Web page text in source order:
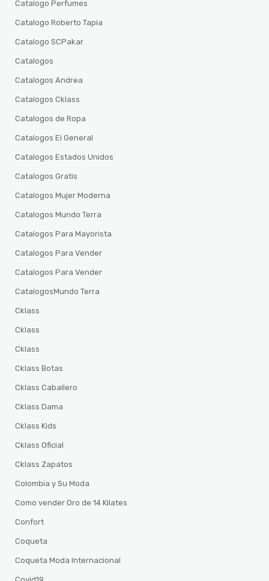
Catalogo Perfumes
Catalogo Roberto Tapia
Catalogo SCPakar
Catalogos
Catalogos Andrea
Catalogos Cklass
Catalogos de Ropa
Catalogos El General
Catalogos Estados Unidos
Catalogos Gratis
Catalogos Mujer Moderna
Catalogos Mundo Terra
Catalogos Para Mayorista
Catalogos Para Vender
Catalogos Para Vender
CatalogosMundo Terra
Cklass
Cklass
Cklass
Cklass Botas
Cklass Caballero
Cklass Dama
Cklass Kids
Cklass Oficial
Cklass Zapatos
Colombia y Su Moda
Como vender Oro de 14 Kilates
Confort
Coqueta
Coqueta Moda Internacional